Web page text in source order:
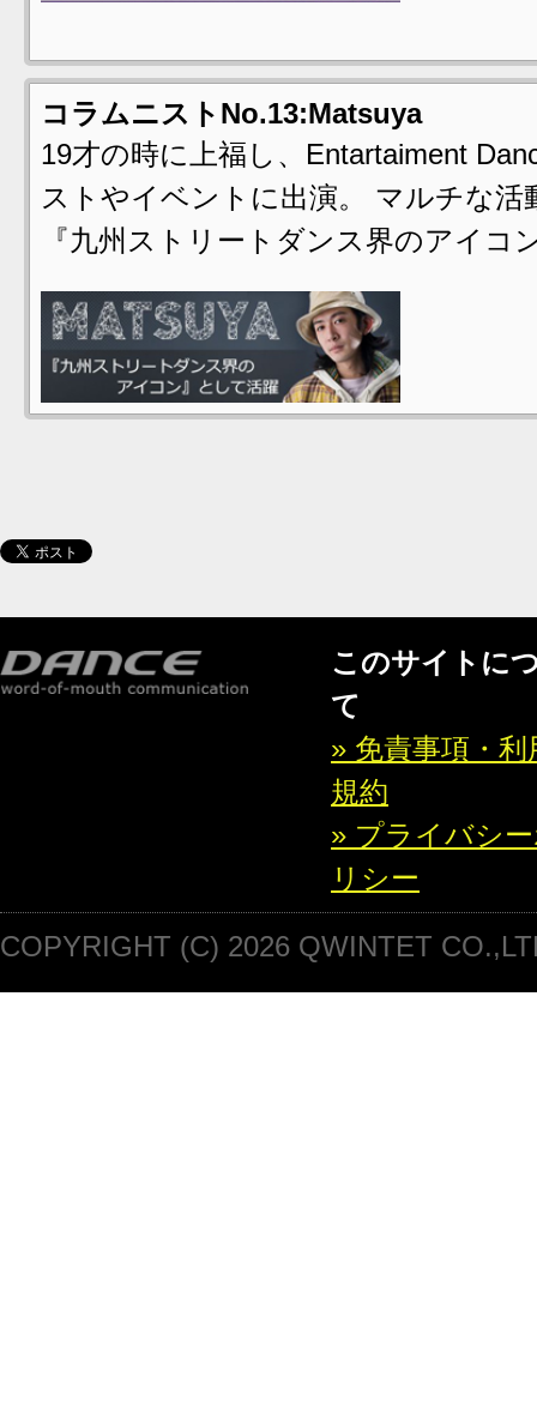
コラムニストNo.13:Matsuya
19才の時に上福し、Entartaiment
ストやイベントに出演。 マルチな
『九州ストリートダンス界のアイコ
このサイトに
て
» 免責事項・利
規約
» プライバシ
リシー
COPYRIGHT (C) 2026 QWINTET